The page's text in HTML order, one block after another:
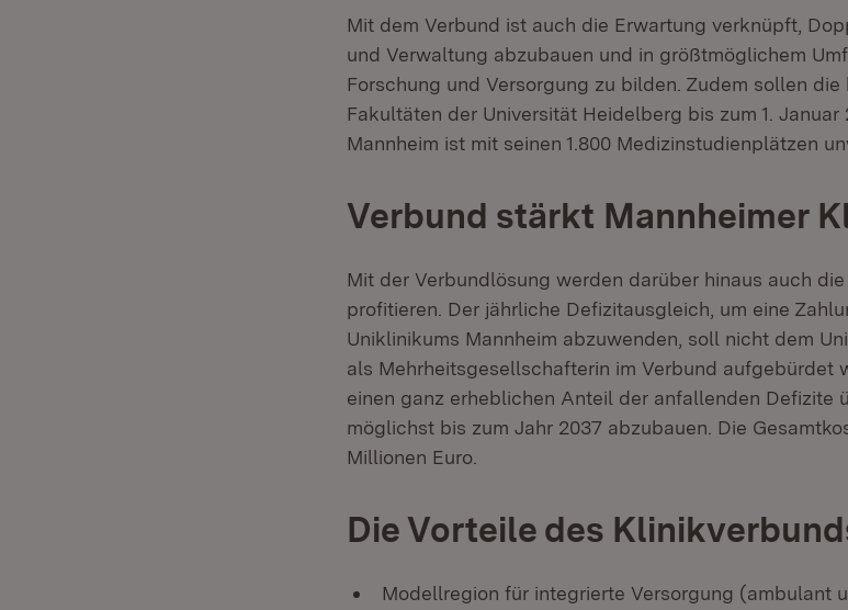
Mit dem Verbund ist auch die Erwartung verknüpft,
und Verwaltung abzubauen und in größtmöglichem
Forschung und Versorgung zu bilden. Zudem sollen
Fakultäten der Universität Heidelberg bis zum 1.
Mannheim ist mit seinen 1.800 Medizinstudienplätzen
Verbund stärkt Mannheimer
Mit der Verbundlösung werden darüber hinaus auch
profitieren. Der jährliche Defizitausgleich, um eine
Uniklinikums Mannheim abzuwenden, soll nicht dem
als Mehrheitsgesellschafterin im Verbund aufgebürdet
einen ganz erheblichen Anteil der anfallenden Defizite
möglichst bis zum Jahr 2037 abzubauen. Die
Millionen Euro.
Die Vorteile des
Modellregion für integrierte Versorgung (ambulant